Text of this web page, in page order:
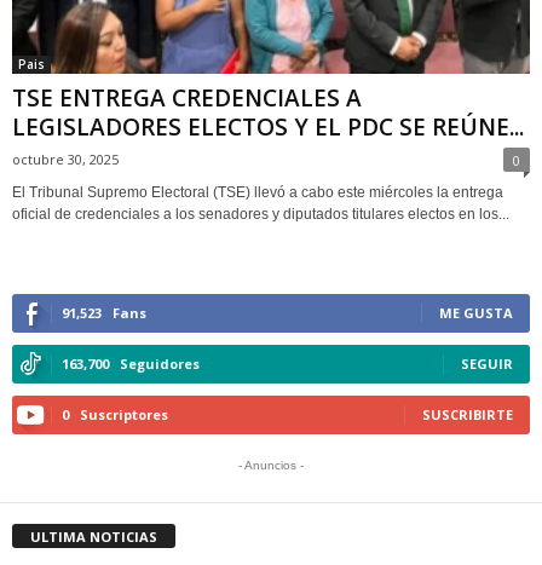
Pais
TSE ENTREGA CREDENCIALES A
LEGISLADORES ELECTOS Y EL PDC SE REÚNE...
octubre 30, 2025 0
El Tribunal Supremo Electoral (TSE) llevó a cabo este miércoles la entrega
oficial de credenciales a los senadores y diputados titulares electos en los...
91,523 Fans ME GUSTA
163,700 Seguidores SEGUIR
0 Suscriptores SUSCRIBIRTE
- Anuncios -
ULTIMA NOTICIAS